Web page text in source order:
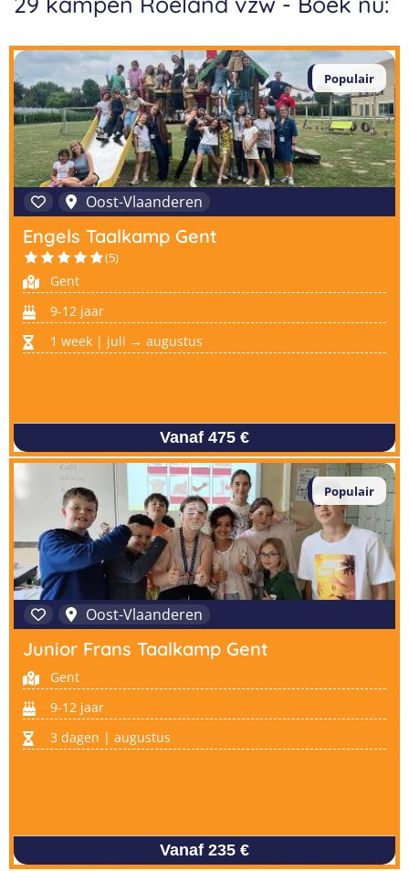
Nederland
Buitenland
Surfkampen 18+
Taalvakanties Italiaans Populair
Oost-Vlaanderen
Engels Taalkamp Gent
(5)
Gent
9-12 jaar
1 week | juli → augustus
Vanaf 475 €
Populair
Oost-Vlaanderen
Junior Frans Taalkamp Gent
Gent
9-12 jaar
3 dagen | augustus
Vanaf 235 €